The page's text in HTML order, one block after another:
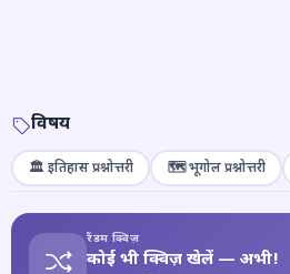
विषय
🏛️ इतिहास प्रश्नोत्तरी 🗺️ भूगोल प्रश्नोत्तरी
रैंडम क्विज़
कोई भी क्विज़ खेलें — अभी!